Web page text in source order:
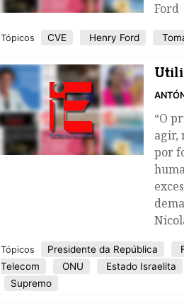
Ford
Tópicos CVE Henry Ford
“O
agir,
por
Tópicos Presidente da República
Telecom
ONU Estado Israelita
Supremo